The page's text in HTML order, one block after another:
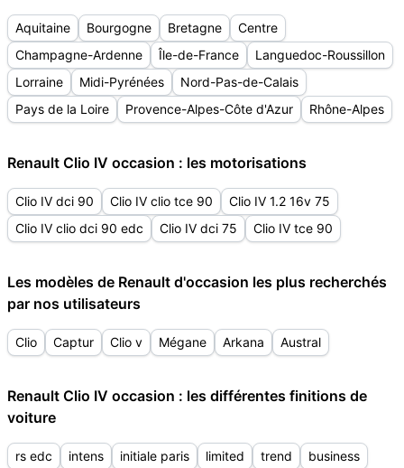
Aquitaine Bourgogne Bretagne
Centre
Champagne-Ardenne
Île-de-France
Languedoc-Roussillon
Lorraine
Midi-Pyrénées
Nord-Pas-de-Calais
Pays de la Loire
Provence-Alpes-Côte d'Azur Rhône-Alpes
Renault Clio IV occasion : les motorisations
Clio IV dci 90 Clio IV clio tce 90
Clio IV 1.2 16v 75
Clio IV clio dci 90 edc
Clio IV dci 75 Clio IV tce 90
Les modèles de Renault d'occasion les plus recherchés
par nos utilisateurs
Clio Captur Clio v Mégane Arkana Austral
Renault Clio IV occasion : les différentes finitions de
voiture
rs edc intens initiale paris limited trend
business